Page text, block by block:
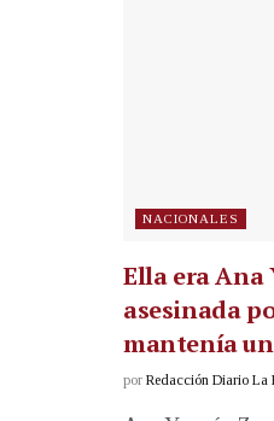
NACIONALES
Ella era Ana
asesinada
mantenía
por Redacción Diario La